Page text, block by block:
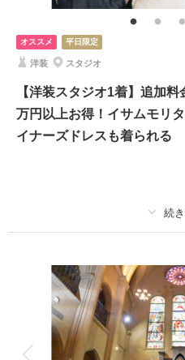
メイクアテンド・ブーケ＆ブートニ
（靴、パニエ、ワイシャツ）
早くも登場◎紅葉プラン♪
【紅葉シーズン・和装ロケーション】
大人気シーズンが今ならお得に予約可
ロケーションに特化したONESTYLE
オススメ 平日限定
洋装 スタジオ
【洋装スタジオ1着】追加
万円以上お得！イサムモリ
イナーズドレスも着られる
撮影料 新婦衣
着付け ヘア
アルバム データ
衣装追加 会